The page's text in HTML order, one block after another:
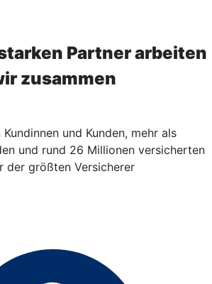
Partner arbeiten
zusammen
und Kunden, mehr als
und rund 26 Millionen versicherten
der größten Versicherer